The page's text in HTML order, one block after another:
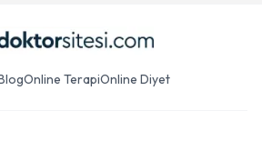
Online TerapiOnline Diyet